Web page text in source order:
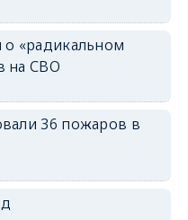
«радикальном
на СВО
36 пожаров в